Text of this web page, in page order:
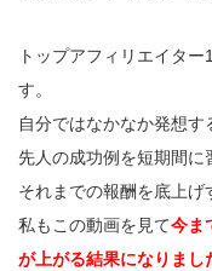
トップアフィリエイタ
す。
自分ではなかなか発想す
先人の成功例を短期間に
それまでの報酬を底上げ
私もこの動画を見て今ま
が上がる結果になりまし